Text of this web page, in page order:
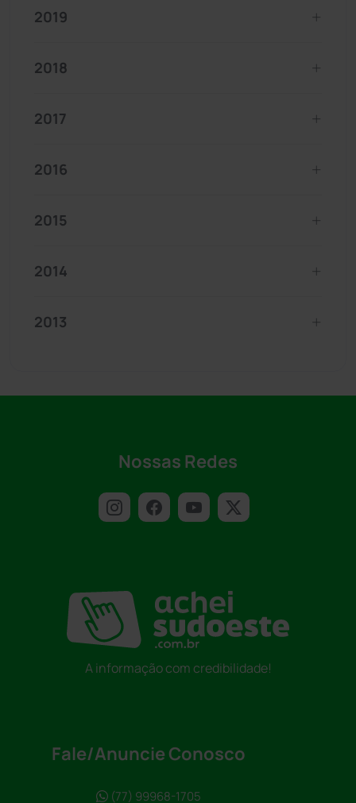
2019
2018
2017
2016
2015
2014
2013
Nossas Redes
A informação com credibilidade!
Fale/Anuncie Conosco
(77) 99968-1705